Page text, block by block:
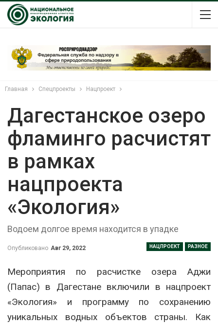
Главная Спецпроекты Нацпроект
Дагестанское озеро
фламинго расчистят
в рамках
нацпроекта
«Экология»
Водоем долгое время находится в упадке
НАЦПРОЕКТ РАЗНОЕ
Опубликовано Авг 29, 2022
Мероприятия по расчистке озера Аджи
(Папас) в Дагестане включили в нацпроект
«Экология» и программу по сохранению
уникальных водных объектов страны. Как